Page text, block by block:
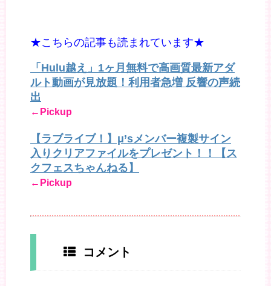
★こちらの記事も読まれています★
「Hulu越え」1ヶ月無料で高画質最新アダ
ルト動画が見放題！利用者急増 反響の声続
出
←Pickup
【ラブライブ！】μ’sメンバー複製サイン
入りクリアファイルをプレゼント！！【ス
クフェスちゃんねる】
←Pickup
コメント